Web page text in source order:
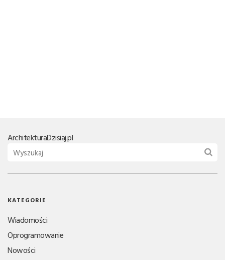
ArchitekturaDzisiaj.pl
KATEGORIE
Wiadomości
Oprogramowanie
Nowości